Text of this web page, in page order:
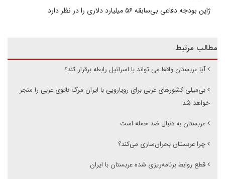
ژاپن بودجه دفاعی بی‌سابقه ۵۶ میلیارد دلاری را در نظر دارد
مطالب مرتبط
آیا عربستان واقعا می تواند با اسرائیل رابطه برقرار کند؟
بی‌میلی کشورهای عربی برای رویارویی با ایران مرگ ناتوی عربی را منجر
خواهد شد
عربستان به دنبال ضد حمله است
چرا عربستان بحران‌سازی می‌کند؟
قطع روابط برنامه‌ریزی شده عربستان با ایران